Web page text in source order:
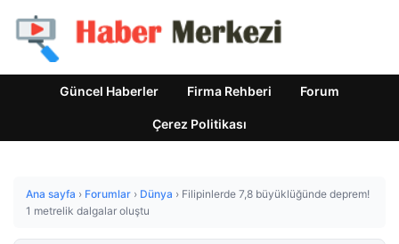
Güncel Haberler Firma Rehberi Forum
Çerez Politikası
Ana sayfa › Forumlar › Dünya › Filipinlerde 7,8 büyüklüğünde deprem!
1 metrelik dalgalar oluştu